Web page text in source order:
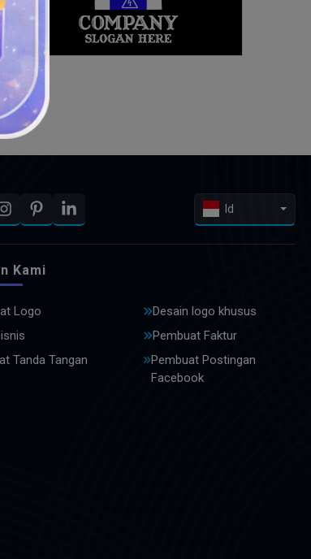
Id
Kami
Logo
Desain logo khusus
Pembuat Faktur
Tanda Tangan
Pembuat Postingan
Facebook